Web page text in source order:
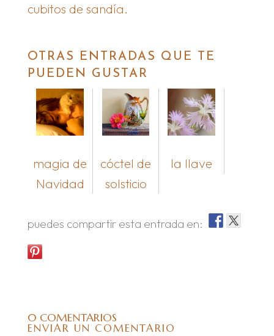
cubitos de sandía.
OTRAS ENTRADAS QUE TE
PUEDEN GUSTAR
magia de
Navidad
cóctel de
solsticio
la llave
puedes compartir esta entrada en:
0 COMENTARIOS
ENVIAR UN COMENTARIO